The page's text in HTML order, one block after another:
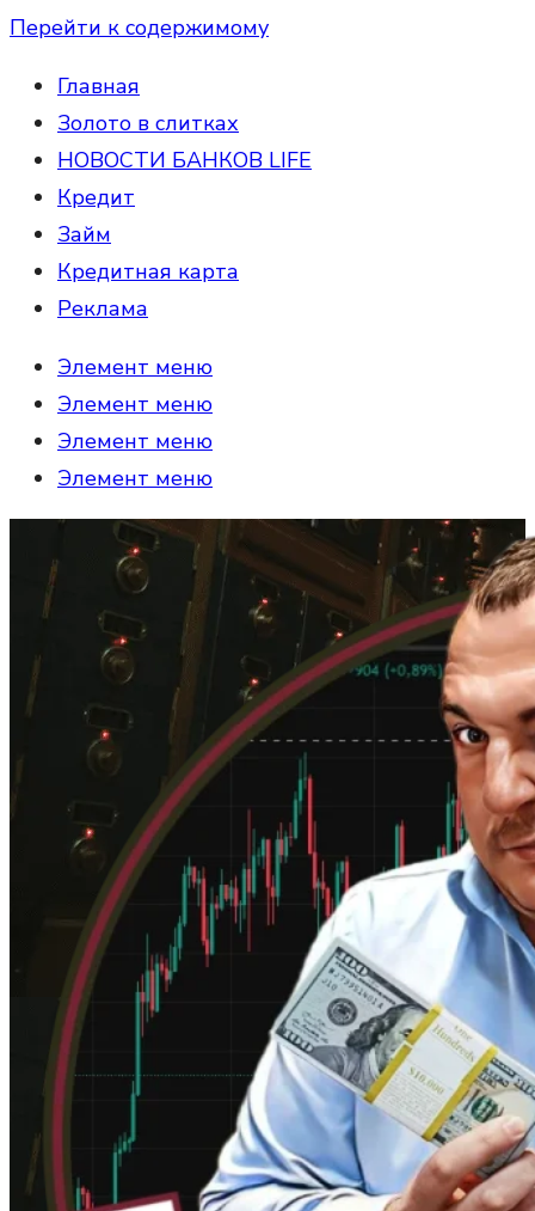
Перейти к содержимому
Главная
Золото в слитках
НОВОСТИ БАНКОВ LIFE
Кредит
Займ
Кредитная карта
Реклама
Элемент меню
Элемент меню
Элемент меню
Элемент меню